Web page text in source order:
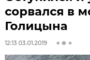
сорвался в
Голицына
12:13 03.01.2019